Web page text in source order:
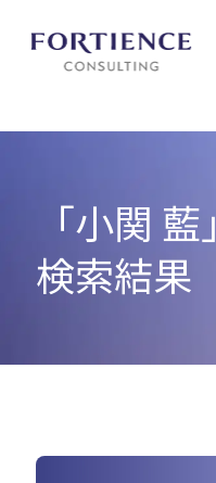
Service
「小関 藍」
検索結果